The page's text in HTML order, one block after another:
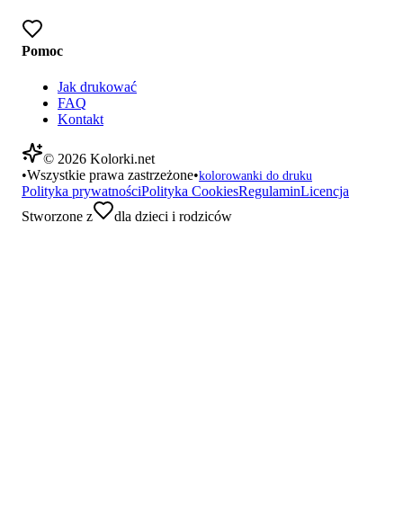
Pomoc
Jak drukować
FAQ
Kontakt
© 2026 Kolorki.net
•Wszystkie prawa zastrzeżone•kolorowanki do druku
Polityka prywatnościPolityka CookiesRegulaminLicencja
Stworzone z
dla dzieci i rodziców